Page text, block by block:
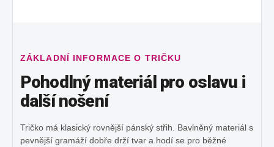
ZÁKLADNÍ INFORMACE O TRIČKU
Pohodlný materiál pro oslavu i
další nošení
Tričko má klasický rovnější pánský střih. Bavlněný materiál s
pevnější gramáží dobře drží tvar a hodí se pro běžné